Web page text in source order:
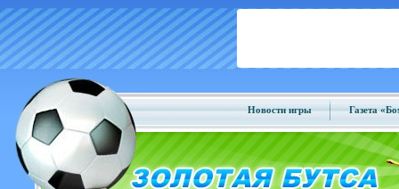
Новости игры Газета